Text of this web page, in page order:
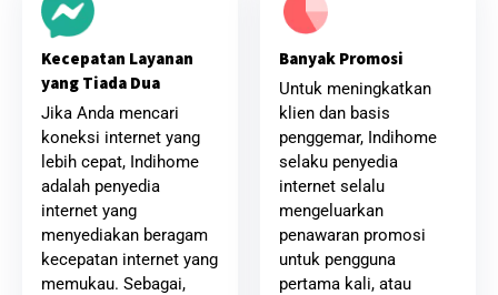
Kecepatan Layanan
yang Tiada Dua
Jika Anda mencari
koneksi internet yang
lebih cepat, Indihome
adalah penyedia
internet yang
menyediakan beragam
kecepatan internet yang
memukau. Sebagai,
Banyak Promosi
Untuk meningkatkan
klien dan basis
penggemar, Indihome
selaku penyedia
internet selalu
mengeluarkan
penawaran promosi
untuk pengguna
pertama kali, atau